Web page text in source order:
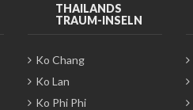
THAILANDS
TRAUM-INSELN
Ko Chang
Ko Lan
Ko Phi Phi